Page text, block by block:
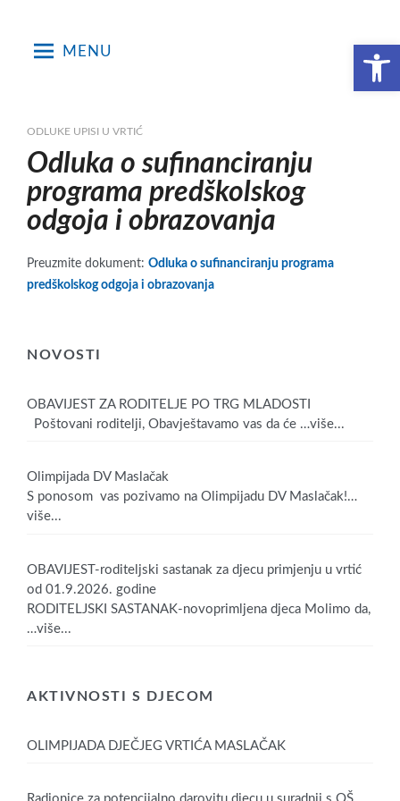
Open toolbar
MENU
ODLUKE UPISI U VRTIĆ
Odluka o sufinanciranju
programa predškolskog
odgoja i obrazovanja
Preuzmite dokument: Odluka o sufinanciranju programa
predškolskog odgoja i obrazovanja
NOVOSTI
OBAVIJEST ZA RODITELJE PO TRG MLADOSTI
Poštovani roditelji, Obavještavamo vas da će …više...
Olimpijada DV Maslačak
S ponosom vas pozivamo na Olimpijadu DV Maslačak!…
više...
OBAVIJEST-roditeljski sastanak za djecu primjenju u vrtić
od 01.9.2026. godine
RODITELJSKI SASTANAK-novoprimljena djeca Molimo da,
…više...
AKTIVNOSTI S DJECOM
OLIMPIJADA DJEČJEG VRTIĆA MASLAČAK